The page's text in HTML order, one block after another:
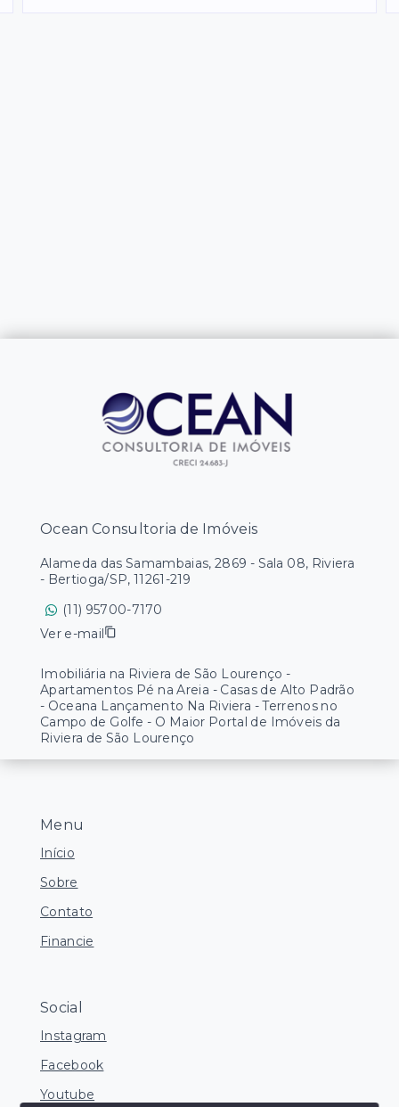
Menu
Início
Sobre
Contato
Financie
Social
Instagram
Facebook
Youtube
Ocean Consultoria de Imóveis
Alameda das Samambaias, 2869 - Sala 08, Riviera
- Bertioga/SP, 11261-219
(11) 95700-7170
Ver e-mail
Imobiliária na Riviera de São Lourenço -
Apartamentos Pé na Areia - Casas de Alto Padrão
- Oceana Lançamento Na Riviera - Terrenos no
Campo de Golfe - O Maior Portal de Imóveis da
Riviera de São Lourenço